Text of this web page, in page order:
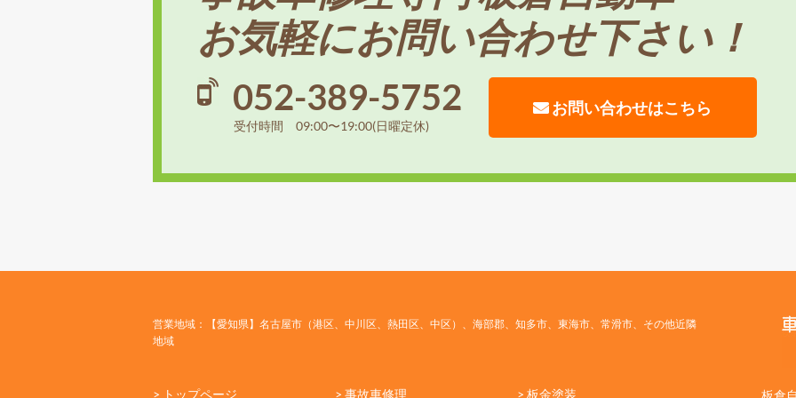
お気軽にお問い合わせ下さい！
052-389-5752
受付時間 09:00〜19:00(日曜定休)
お問い合わせはこちら
営業地域：【愛知県】名古屋市（港区、中川区、熱田区、中区）、海部郡、知多市、東海市、常滑市、その他近隣
地域
> トップページ > 事故車修理 > 板金塗装 板倉